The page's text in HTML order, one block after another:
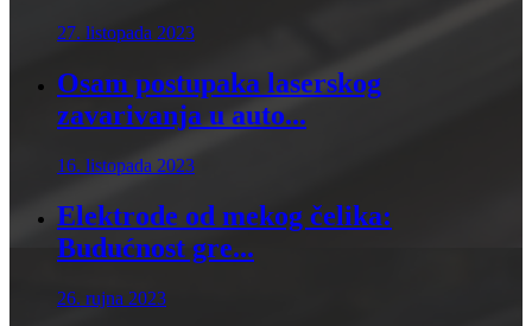
27. listopada 2023
Osam postupaka laserskog
zavarivanja u auto...
16. listopada 2023
Elektrode od mekog čelika:
Budućnost gre...
26. rujna 2023